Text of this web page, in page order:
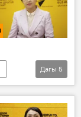
Дагы 5